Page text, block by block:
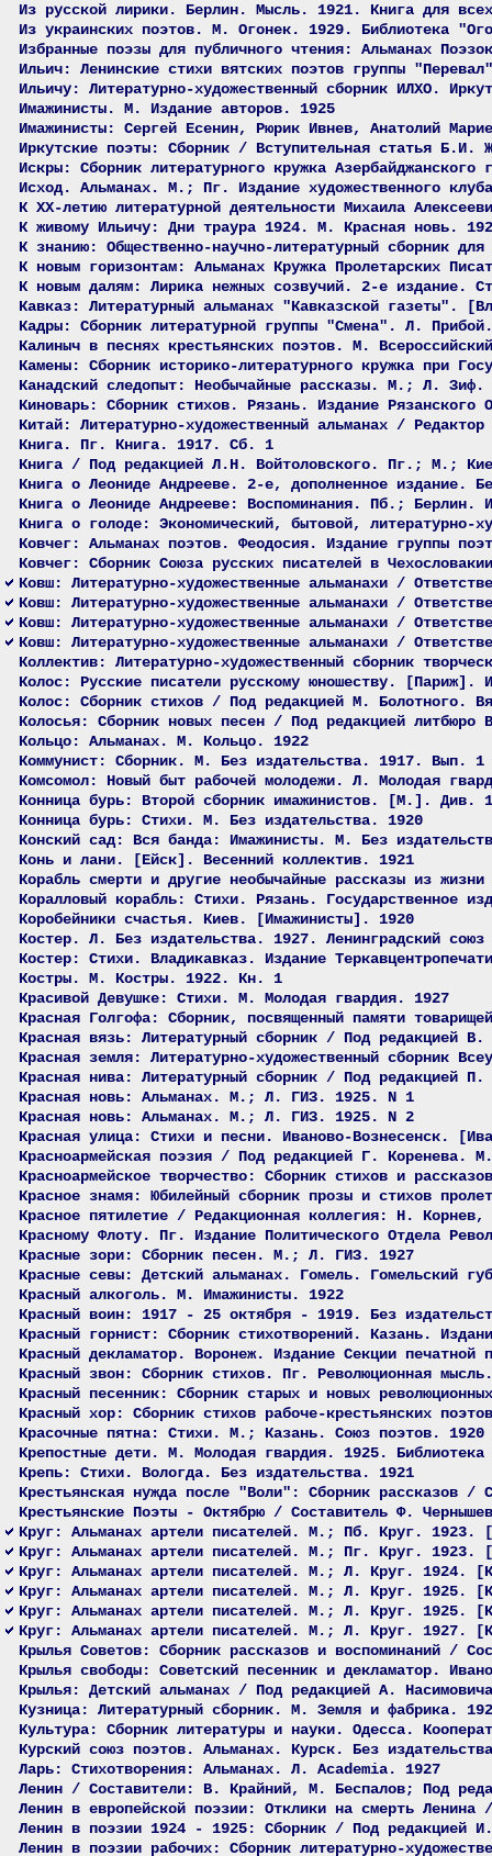
Из русской лирики. Берлин. Мысль. 1921. Книга для
Из украинских поэтов. М. Огонек. 1929. Библиотека
Избранные поэзы для публичного чтения: Альманах
Ильич: Ленинские стихи вятских поэтов группы
Ильичу: Литературно-художественный сборник ИЛХО.
Имажинисты. М. Издание авторов. 1925
Имажинисты: Сергей Есенин, Рюрик Ивнев, Анатолий
Иркутские поэты: Сборник / Вступительная статья Б.И.
Искры: Сборник литературного кружка
Исход. Альманах. М.; Пг. Издание художественного
К XX-летию литературной деятельности Михаила
К живому Ильичу: Дни траура 1924. М. Красная новь.
К знанию: Общественно-научно-литературный сборник
К новым горизонтам: Альманах Кружка Пролетарских
К новым далям: Лирика нежных созвучий. 2-е издание.
Кавказ: Литературный альманах "Кавказской газеты".
Кадры: Сборник литературной группы "Смена". Л.
Калиныч в песнях крестьянских поэтов. М.
Камены: Сборник историко-литературного кружка при
Канадский следопыт: Необычайные рассказы. М.; Л.
Киноварь: Сборник стихов. Рязань. Издание Рязанского
Китай: Литературно-художественный альманах /
Книга. Пг. Книга. 1917. Сб. 1
Книга / Под редакцией Л.Н. Войтоловского. Пг.; М.;
Книга о Леониде Андрееве. 2-е, дополненное издание.
Книга о Леониде Андрееве: Воспоминания. Пб.; Берлин.
Книга о голоде: Экономический, бытовой, литературно-
Ковчег: Альманах поэтов. Феодосия. Издание группы
Ковчег: Сборник Союза русских писателей в
Ковш: Литературно-художественные альманахи /
Ковш: Литературно-художественные альманахи /
Ковш: Литературно-художественные альманахи /
Ковш: Литературно-художественные альманахи /
Коллектив: Литературно-художественный сборник
Колос: Русские писатели русскому юношеству. [Париж].
Колос: Сборник стихов / Под редакцией М. Болотного.
Колосья: Сборник новых песен / Под редакцией
Кольцо: Альманах. М. Кольцо. 1922
Коммунист: Сборник. М. Без издательства. 1917. Вып. 1
Комсомол: Новый быт рабочей молодежи. Л. Молодая
Конница бурь: Второй сборник имажинистов. [М.]. Див.
Конница бурь: Стихи. М. Без издательства. 1920
Конский сад: Вся банда: Имажинисты. М. Без
Конь и лани. [Ейск]. Весенний коллектив. 1921
Корабль смерти и другие необычайные рассказы из
Коралловый корабль: Стихи. Рязань. Государственное
Коробейники счастья. Киев. [Имажинисты]. 1920
Костер. Л. Без издательства. 1927. Ленинградский союз
Костер: Стихи. Владикавказ. Издание
Костры. М. Костры. 1922. Кн. 1
Красивой Девушке: Стихи. М. Молодая гвардия. 1927
Красная Голгофа: Сборник, посвященный памяти
Красная вязь: Литературный сборник / Под редакцией
Красная земля: Литературно-художественный сборник
Красная нива: Литературный сборник / Под редакцией
Красная новь: Альманах. М.; Л. ГИЗ. 1925. N 1
Красная новь: Альманах. М.; Л. ГИЗ. 1925. N 2
Красная улица: Стихи и песни. Иваново-Вознесенск.
Красноармейская поэзия / Под редакцией Г. Коренева.
Красноармейское творчество: Сборник стихов и
Красное знамя: Юбилейный сборник прозы и стихов
Красное пятилетие / Редакционная коллегия: Н.
Красному Флоту. Пг. Издание Политического Отдела
Красные зори: Сборник песен. М.; Л. ГИЗ. 1927
Красные севы: Детский альманах. Гомель. Гомельский
Красный алкоголь. М. Имажинисты. 1922
Красный воин: 1917 - 25 октября - 1919. Без
Красный горнист: Сборник стихотворений. Казань.
Красный декламатор. Воронеж. Издание Секции
Красный звон: Сборник стихов. Пг. Революционная
Красный песенник: Сборник старых и новых
Красный хор: Сборник стихов рабоче-крестьянских
Красочные пятна: Стихи. М.; Казань. Союз поэтов. 1920
Крепостные дети. М. Молодая гвардия. 1925.
Крепь: Стихи. Вологда. Без издательства. 1921
Крестьянская нужда после "Воли": Сборник
Крестьянские Поэты - Октябрю / Составитель Ф.
Круг: Альманах артели писателей. М.; Пб. Круг.
Круг: Альманах артели писателей. М.; Пг. Круг.
Круг: Альманах артели писателей. М.; Л. Круг. 1924.
Круг: Альманах артели писателей. М.; Л. Круг. 1925.
Круг: Альманах артели писателей. М.; Л. Круг. 1925.
Круг: Альманах артели писателей. М.; Л. Круг. 1927.
Крылья Советов: Сборник рассказов и воспоминаний /
Крылья свободы: Советский песенник и декламатор.
Крылья: Детский альманах / Под редакцией А.
Кузница: Литературный сборник. М. Земля и фабрика.
Культура: Сборник литературы и науки. Одесса.
Курский союз поэтов. Альманах. Курск. Без
Ларь: Стихотворения: Альманах. Л. Academia. 1927
Ленин / Составители: В. Крайний, М. Беспалов; Под
Ленин в европейской поэзии: Отклики на смерть
Ленин в поэзии 1924 - 1925: Сборник / Под редакцией
Ленин в поэзии рабочих: Сборник литературно-